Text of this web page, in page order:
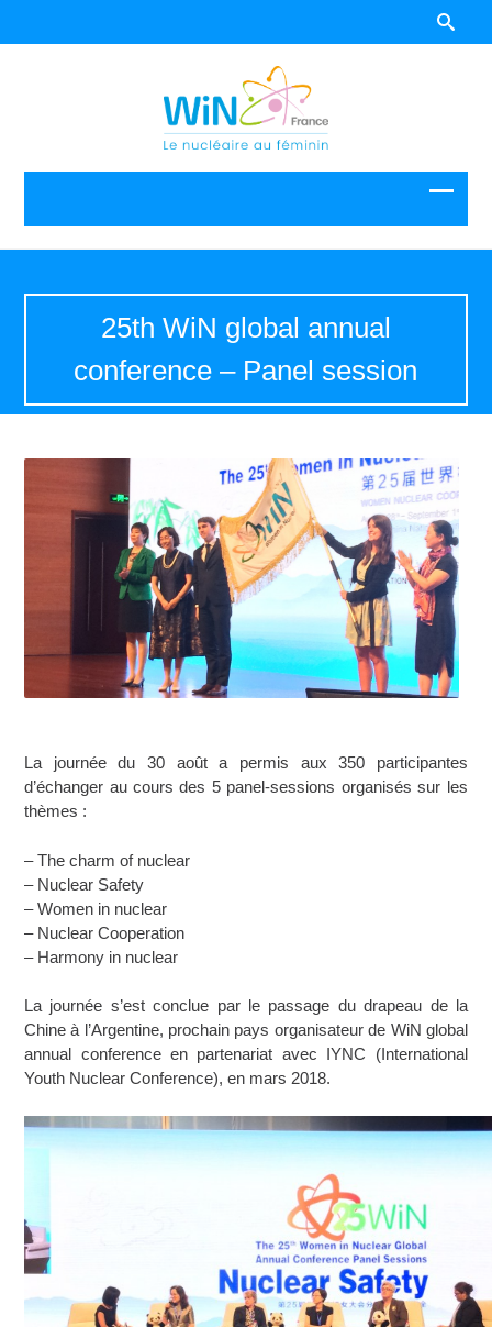
25th WiN global annual
conference – Panel session
La journée du 30 août a permis aux 350 participantes
d’échanger au cours des 5 panel-sessions organisés sur les
thèmes :
– The charm of nuclear
– Nuclear Safety
– Women in nuclear
– Nuclear Cooperation
– Harmony in nuclear
La journée s’est conclue par le passage du drapeau de la
Chine à l’Argentine, prochain pays organisateur de WiN global
annual conference en partenariat avec IYNC (International
Youth Nuclear Conference), en mars 2018.